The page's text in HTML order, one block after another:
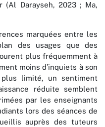
(Al Darayseh, 2023 ; Ma,
marquées entre les
des usages que des
plus fréquemment à
moins d’inquiets à son
plus limité, un sentiment
réduite semblent
par les enseignants
lors des séances de
auprès des tuteurs